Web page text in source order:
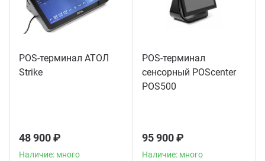
POS-терминал АТОЛ
Strike
48 900 ₽
Наличие: много
POS-терминал
сенсорный POScenter
POS500
95 900 ₽
Наличие: много